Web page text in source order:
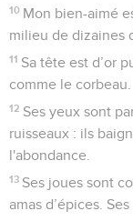
10 Mon bien-aimé
milieu de dizaines
11 Sa tête est d’or
comme le corbeau.
12 Ses yeux sont
ruisseaux : ils
l'abondance.
13 Ses joues sont
amas d’épices.